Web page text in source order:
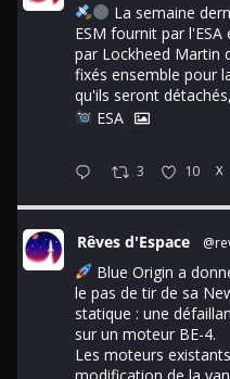
La semaine
ESM fournit par
par Lockheed Martin
fixés ensemble pour
qu'ils seront
ESA
3 10 X
Rêves d'Espace
Blue Origin a
le pas de tir de sa
statique : une
sur un moteur BE-4.
Les moteurs